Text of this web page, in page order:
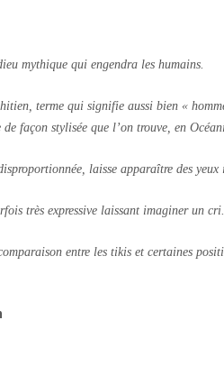
mythique qui engendra les humains.
terme qui signifie aussi bien «
façon stylisée que l’on trouve, en
laisse apparaître des yeux
très expressive laissant imaginer un cri.
entre les tikis et certaines